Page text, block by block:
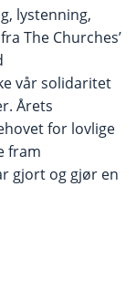
lystenning,
The Churches’
vår solidaritet
Årets
for lovlige
fram
gjort og gjør en